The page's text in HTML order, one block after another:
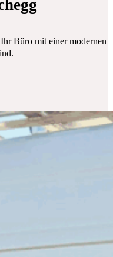
Büro mit einer